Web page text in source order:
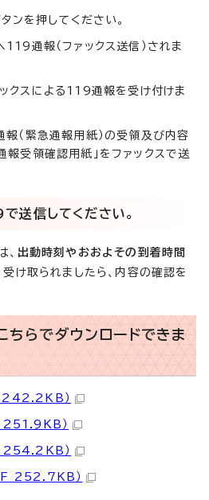
ンを押してください。
通報（ファックス送信）されま
クスによる119通報を受け付けま
（緊急通報用紙）の受領及び内容
報受領確認用紙」をファックスで送
送信してください。
出動時刻やおおよその到着時間
け取られましたら、内容の確認を
ちらでダウンロードできま
242.2KB）
251.9KB）
254.2KB）
252.7KB）